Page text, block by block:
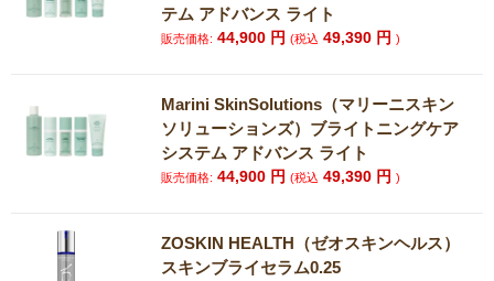
テム アドバンス ライト
販売価格: 44,900 円(税込 49,390 円)
Marini SkinSolutions（マリーニスキン
ソリューションズ）ブライトニングケア
システム アドバンス ライト
販売価格: 44,900 円(税込 49,390 円)
ZOSKIN HEALTH（ゼオスキンヘルス）
スキンブライセラム0.25